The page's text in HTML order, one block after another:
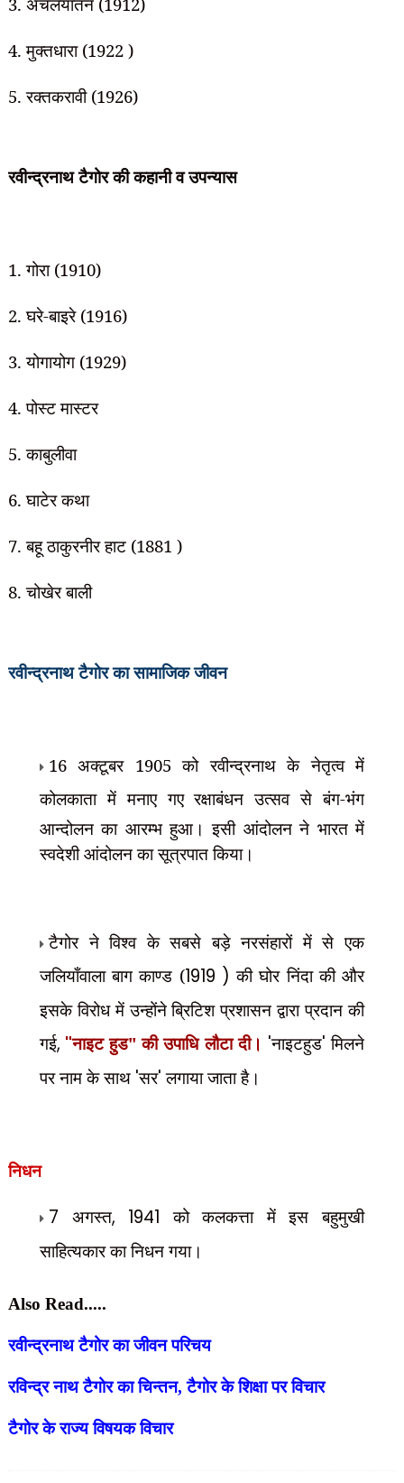
4. मुक्तधारा (1922 )
5. रक्तकरावी (1926)
रवीन्द्रनाथ टैगोर कीकहानी व उपन्यास
1. गोरा (1910)
2. घरे-बाइरे (1916)
3. योगायोग (1929)
4. पोस्ट मास्टर
5. काबुलीवा
6. घाटेर कथा
7. बहू ठाकुरनीर हाट (1881 )
8. चोखेर बाली
रवीन्द्रनाथ टैगोर कासामाजिक जीवन
16 अक्टूबर 1905 को रवीन्द्रनाथ के नेतृत्व में
कोलकाता में मनाए गए रक्षाबंधन उत्सव से बंग-भंग
आन्दोलन का आरम्भ हुआ। इसी आंदोलन ने भारत में
स्वदेशी आंदोलन का सूत्रपात किया।
टैगोर ने विश्व के सबसे बड़े नरसंहारों में से एक
जलियाँवाला बाग काण्ड (1919 )की घोर निंदा की और
इसके विरोध में उन्होंने ब्रिटिश प्रशासन द्वारा प्रदान की
गई, "नाइट हुड" की उपाधि लौटा दी। 'नाइटहुड'मिलने
पर नाम के साथ 'सर'लगाया जाता है।
निधन
7 अगस्त, 1941 को कलकत्ता में इस बहुमुखी
साहित्यकार का निधन गया।
Also Read.....
रवीन्द्रनाथ टैगोर का जीवन परिचय
रविन्द्र नाथ टैगोर का चिन्तन, टैगोर के शिक्षा पर विचार
टैगोर के राज्य विषयक विचार